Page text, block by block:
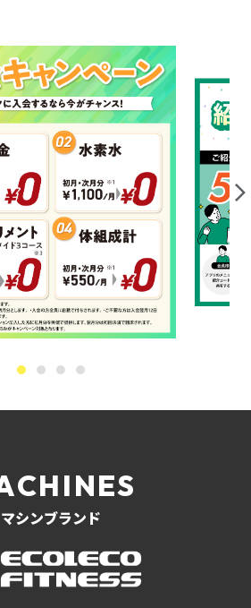
マシンブランド